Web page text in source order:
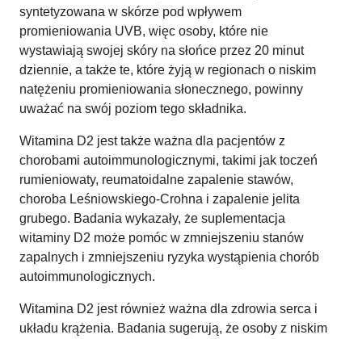
syntetyzowana w skórze pod wpływem
promieniowania UVB, więc osoby, które nie
wystawiają swojej skóry na słońce przez 20 minut
dziennie, a także te, które żyją w regionach o niskim
natężeniu promieniowania słonecznego, powinny
uważać na swój poziom tego składnika.
Witamina D2 jest także ważna dla pacjentów z
chorobami autoimmunologicznymi, takimi jak toczeń
rumieniowaty, reumatoidalne zapalenie stawów,
choroba Leśniowskiego-Crohna i zapalenie jelita
grubego. Badania wykazały, że suplementacja
witaminy D2 może pomóc w zmniejszeniu stanów
zapalnych i zmniejszeniu ryzyka wystąpienia chorób
autoimmunologicznych.
Witamina D2 jest również ważna dla zdrowia serca i
układu krążenia. Badania sugerują, że osoby z niskim